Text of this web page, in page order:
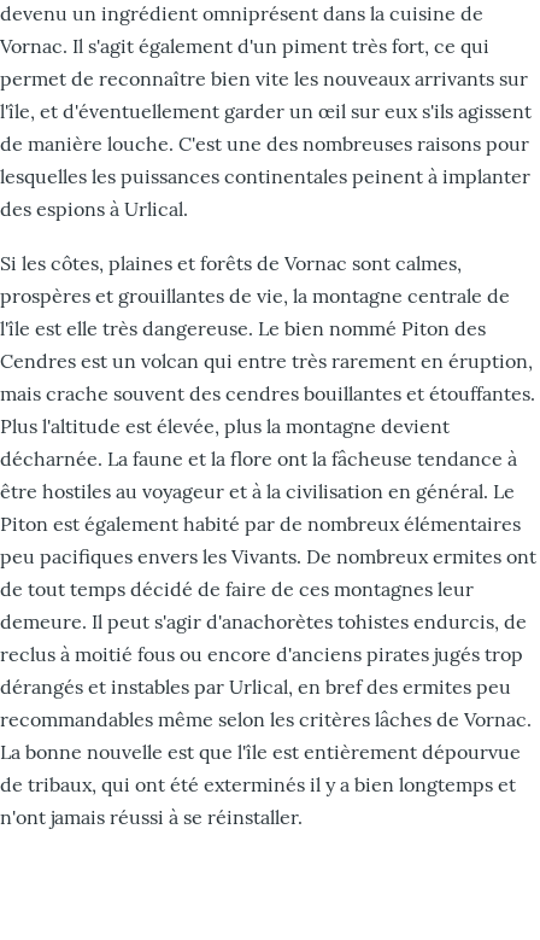
devenu un ingrédient omniprésent dans la cuisine de
Vornac. Il s'agit également d'un piment très fort, ce qui
permet de reconnaître bien vite les nouveaux arrivants sur
l'île, et d'éventuellement garder un œil sur eux s'ils agissent
de manière louche. C'est une des nombreuses raisons pour
lesquelles les puissances continentales peinent à implanter
des espions à Urlical.
Si les côtes, plaines et forêts de Vornac sont calmes,
prospères et grouillantes de vie, la montagne centrale de
l'île est elle très dangereuse. Le bien nommé Piton des
Cendres est un volcan qui entre très rarement en éruption,
mais crache souvent des cendres bouillantes et étouffantes.
Plus l'altitude est élevée, plus la montagne devient
décharnée. La faune et la flore ont la fâcheuse tendance à
être hostiles au voyageur et à la civilisation en général. Le
Piton est également habité par de nombreux élémentaires
peu pacifiques envers les Vivants. De nombreux ermites ont
de tout temps décidé de faire de ces montagnes leur
demeure. Il peut s'agir d'anachorètes tohistes endurcis, de
reclus à moitié fous ou encore d'anciens pirates jugés trop
dérangés et instables par Urlical, en bref des ermites peu
recommandables même selon les critères lâches de Vornac.
La bonne nouvelle est que l'île est entièrement dépourvue
de tribaux, qui ont été exterminés il y a bien longtemps et
n'ont jamais réussi à se réinstaller.